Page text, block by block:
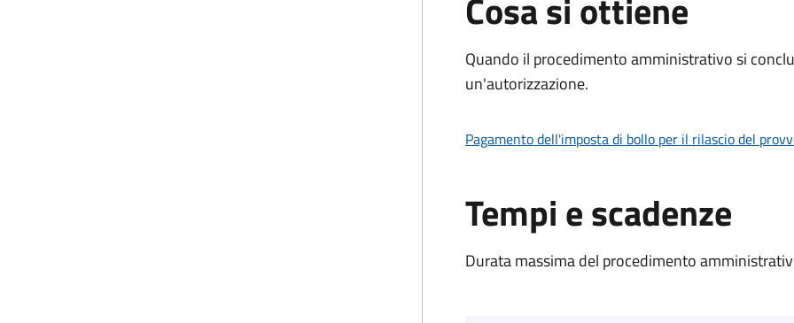
Cosa si ottiene
Quando il procedimento amministrativo si
un'autorizzazione.
Pagamento dell'imposta di bollo per il rilascio del
Tempi e scadenze
Durata massima del procedimento